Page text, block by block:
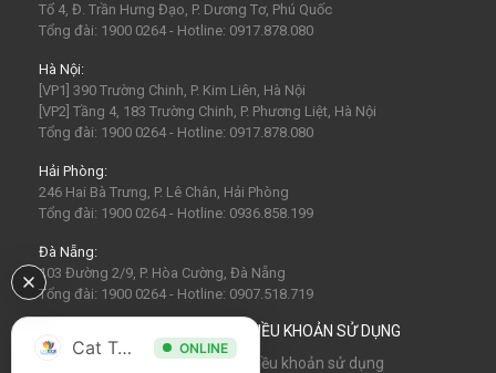
mông cổ giá rể
mông cổ có gì visa mông cổ
indonesia
Maldives
Man-đi-vơ LaGi
Tổ 4, Đ. Trần Hưng Đạo, P. Dương Tơ, Phú Quốc
Tổng đài: 1900 0264 - Hotline: 0917.878.080
Hà Nội:
[VP1] 390 Trường Chinh, P. Kim Liên, Hà Nội
[VP2] Tầng 4, 183 Trường Chinh, P. Phương Liệt, Hà Nội
Tổng đài: 1900 0264 - Hotline: 0917.878.080
Hải Phòng:
246 Hai Bà Trưng, P. Lê Chân, Hải Phòng
Tổng đài: 1900 0264 - Hotline: 0936.858.199
Đà Nẵng:
103 Đường 2/9, P. Hòa Cường, Đà Nẵng
Tổng đài: 1900 0264 - Hotline: 0907.518.719
ĐIỀU KHOẢN SỬ DỤNG
Điều khoản sử dụng
Cat Tour ONLINE